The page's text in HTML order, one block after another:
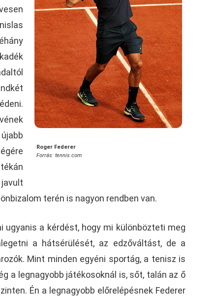
Roger Federer
Forrás: tennis.com
terén is nagyon rendben van.
a kérdést, hogy mi különbözteti meg
a hátsérülését, az edzőváltást, de a
Mint minden egyéni sportág, a tenisz is
a legnagyobb játékosoknál is, sőt, talán az ő
Én a legnagyobb előrelépésnek Federer